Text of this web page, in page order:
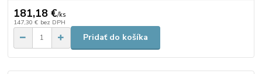
181,18 €/ks
147,30 € bez DPH
Pridať do košíka